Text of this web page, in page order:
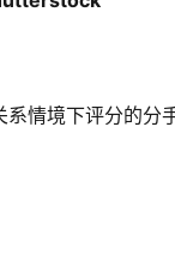
情境下评分的分